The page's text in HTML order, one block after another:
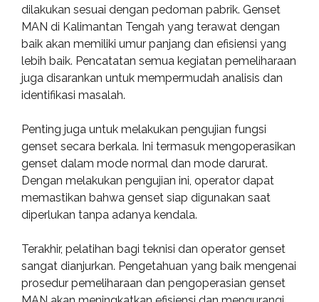
dilakukan sesuai dengan pedoman pabrik. Genset
MAN di Kalimantan Tengah yang terawat dengan
baik akan memiliki umur panjang dan efisiensi yang
lebih baik. Pencatatan semua kegiatan pemeliharaan
juga disarankan untuk mempermudah analisis dan
identifikasi masalah.
Penting juga untuk melakukan pengujian fungsi
genset secara berkala. Ini termasuk mengoperasikan
genset dalam mode normal dan mode darurat.
Dengan melakukan pengujian ini, operator dapat
memastikan bahwa genset siap digunakan saat
diperlukan tanpa adanya kendala.
Terakhir, pelatihan bagi teknisi dan operator genset
sangat dianjurkan. Pengetahuan yang baik mengenai
prosedur pemeliharaan dan pengoperasian genset